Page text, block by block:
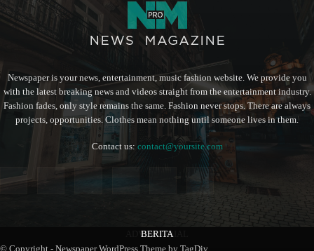
ADVERTORIAL
BERITA
BERITA
Newspaper is your news, entertainment, music fashion website. We provide you
with the latest breaking news and videos straight from the entertainment industry.
Fashion fades, only style remains the same. Fashion never stops. There are always
projects, opportunities. Clothes mean nothing until someone lives in them.
Contact us: contact@yoursite.com
© Copyright - Newspaper WordPress Theme by TagDiv